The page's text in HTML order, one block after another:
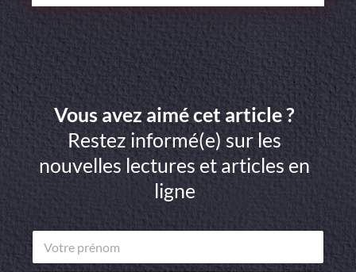
Vous avez aimé cet article ?
Restez informé(e) sur les
nouvelles lectures et articles en
ligne
V
t